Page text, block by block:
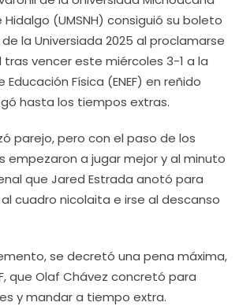
Hidalgo (UMSNH) consiguió su boleto
la Universiada 2025 al proclamarse
vencer este miércoles 3-1 a la
Educación Física (ENEF) en reñido
hasta los tiempos extras.
parejo, pero con el paso de los
empezaron a jugar mejor y al minuto
que Jared Estrada anotó para
cuadro nicolaita e irse al descanso
se decretó una pena máxima,
que Olaf Chávez concretó para
y mandar a tiempo extra.